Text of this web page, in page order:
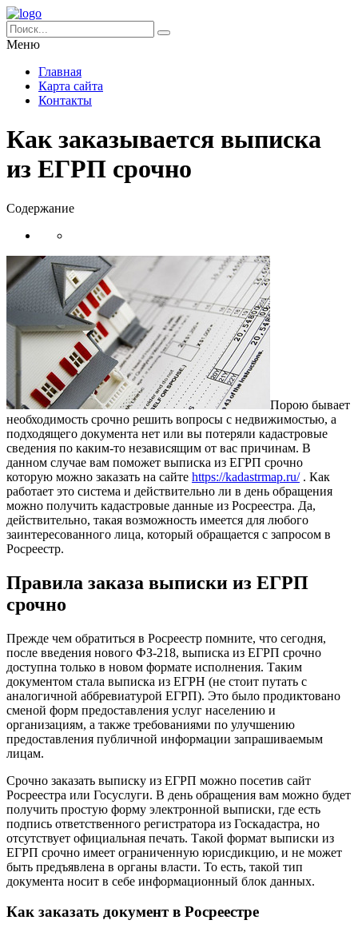
Меню
Главная
Карта сайта
Контакты
Как заказывается выписка
из ЕГРП срочно
Содержание
Порою бывает
необходимость срочно решить вопросы с недвижимостью, а
подходящего документа нет или вы потеряли кадастровые
сведения по каким-то независящим от вас причинам. В
данном случае вам поможет выписка из ЕГРП срочно
которую можно заказать на сайте https://kadastrmap.ru/. Как
работает это система и действительно ли в день обращения
можно получить кадастровые данные из Росреестра. Да,
действительно, такая возможность имеется для любого
заинтересованного лица, который обращается с запросом в
Росреестр.
Правила заказа выписки из ЕГРП
срочно
Прежде чем обратиться в Росреестр помните, что сегодня,
после введения нового ФЗ-218, выписка из ЕГРП срочно
доступна только в новом формате исполнения. Таким
документом стала выписка из ЕГРН (не стоит путать с
аналогичной аббревиатурой ЕГРП). Это было продиктовано
сменой форм предоставления услуг населению и
организациям, а также требованиями по улучшению
предоставления публичной информации запрашиваемым
лицам.
Срочно заказать выписку из ЕГРП можно посетив сайт
Росреестра или Госуслуги. В день обращения вам можно будет
получить простую форму электронной выписки, где есть
подпись ответственного регистратора из Госкадастра, но
отсутствует официальная печать. Такой формат выписки из
ЕГРП срочно имеет ограниченную юрисдикцию, и не может
быть предъявлена в органы власти. То есть, такой тип
документа носит в себе информационный блок данных.
Как заказать документ в Росреестре